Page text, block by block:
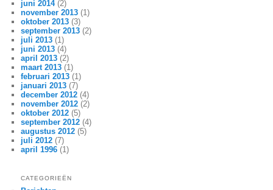
juni 2014(2)
november 2013 (1)
oktober 2013 (3)
september 2013 (2)
juli 2013 (1)
juni 2013 (4)
april 2013 (2)
maart 2013 (1)
februari 2013 (1)
januari 2013 (7)
december 2012 (4)
november 2012 (2)
oktober 2012 (5)
september 2012 (4)
augustus 2012 (5)
juli 2012 (7)
april 1996 (1)
CATEGORIEËN